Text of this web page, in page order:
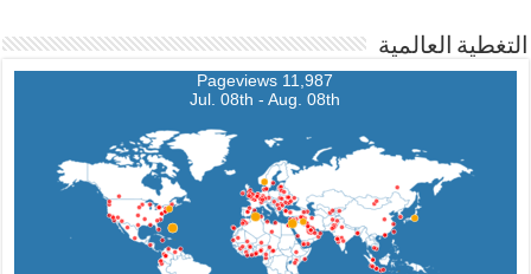
التغطية العالمية
11,987 Pageviews
Jul. 08th - Aug. 08th